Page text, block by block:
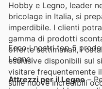
Hobby e Legno, leader
bricolage in Italia, si
imperdibile. I clienti
gamma di prodotti
offerte settimanali, i
esclusive disponibili sul
visitare frequentemente
sulle nuove incredibili
Ecco i nostri top 5
Legno:
Attrezzi per il Legno–